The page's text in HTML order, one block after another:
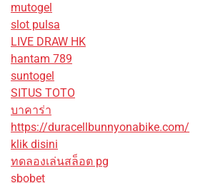
mutogel
slot pulsa
LIVE DRAW HK
hantam 789
suntogel
SITUS TOTO
บาคาร่า
https://duracellbunnyonabike.com/
klik disini
ทดลองเล่นสล็อต pg
sbobet